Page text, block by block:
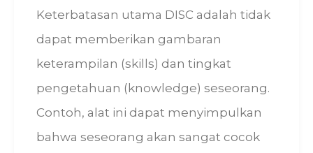
Keterbatasan utama DISC adalah tidak
dapat memberikan gambaran
keterampilan (skills) dan tingkat
pengetahuan (knowledge) seseorang.
Contoh, alat ini dapat menyimpulkan
bahwa seseorang akan sangat cocok